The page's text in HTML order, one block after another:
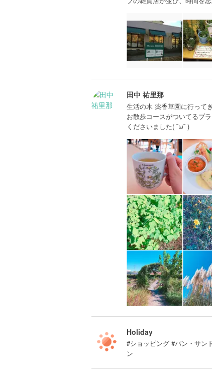
田中 祐里那
生活の木 薬香草園に行って
お散歩コースがついてるプ
くださいました( ˘ω˘ )
Holiday
#ショッピング #パン・サン
ン